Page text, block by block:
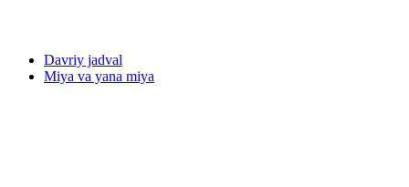
Davriy jadval
Miya va yana miya